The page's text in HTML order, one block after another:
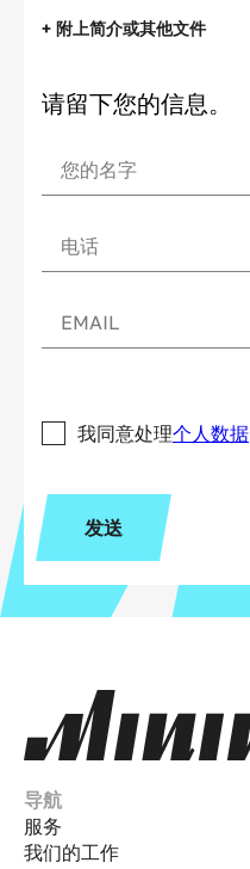
+ 附上简介或其他文件
请留下您的信息。
我同意处理个人数据
发送
导航
服务
我们的工作